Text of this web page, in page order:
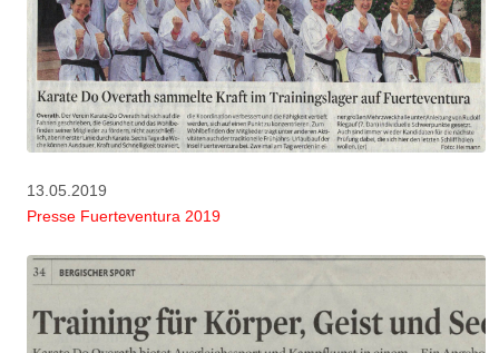
13.05.2019
Presse Fuerteventura 2019